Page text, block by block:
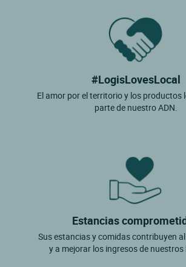
#LogisLovesLocal
El amor por el territorio y los productos
parte de nuestro ADN.
Estancias
Sus estancias y comidas contribuyen
y a mejorar los ingresos de